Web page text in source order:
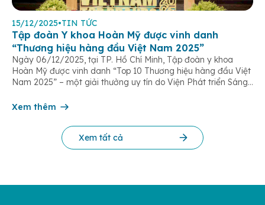
15/12/2025•TIN TỨC
Tập đoàn Y khoa Hoàn Mỹ được vinh danh
“Thương hiệu hàng đầu Việt Nam 2025”
Ngày 06/12/2025, tại TP. Hồ Chí Minh, Tập đoàn y khoa
Hoàn Mỹ được vinh danh “Top 10 Thương hiệu hàng đầu Việt
Nam 2025” – một giải thưởng uy tín do Viện Phát triển Sáng
cứu Phát triển Doanh nghiệp Châu Á […]
Xem thêm
Xem tất cả